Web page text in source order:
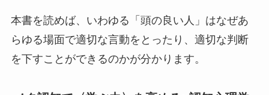
本書を読めば、いわゆる「頭の良い人」はなぜあ
らゆる場面で適切な言動をとったり、適切な判断
を下すことができるのかが分かります。